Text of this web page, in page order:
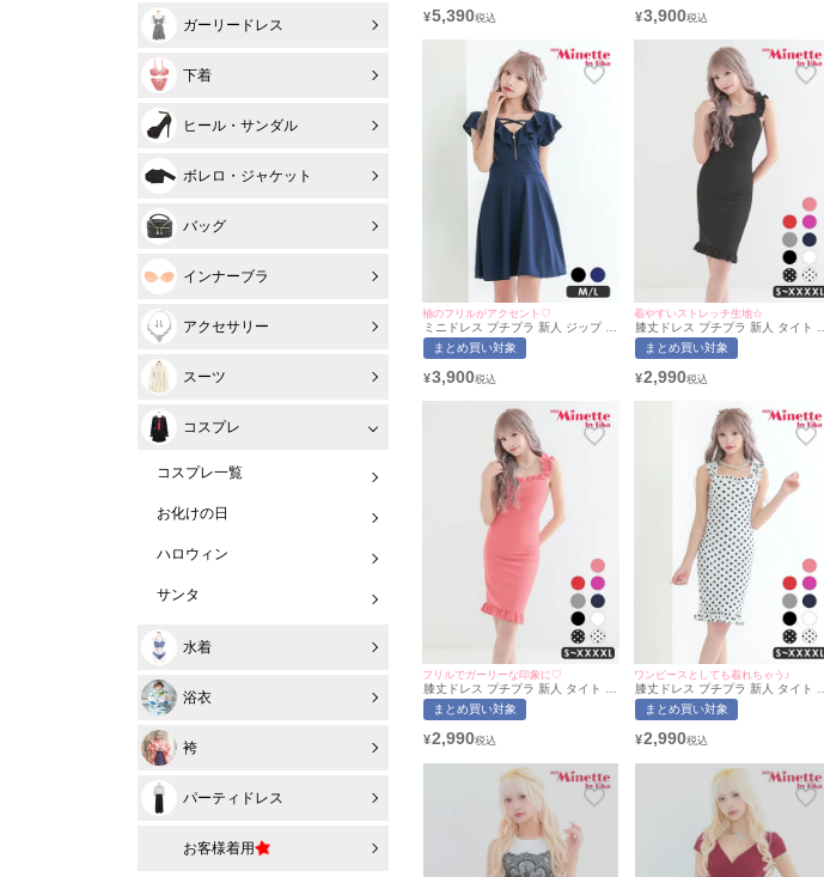
ガーリードレス
下着
ヒール・サンダル
ボレロ・ジャケット
バッグ
インナーブラ
アクセサリー
スーツ
コスプレ
コスプレ一覧
お化けの日
ハロウィン
サンタ
水着
浴衣
袴
パーティドレス
お客様着用
なたまる着用/S~Lサイズ対応) |
¥5,390
たまる着用/S~Lサイズ対応) |
¥3,900
袖のフリルがアクセント♡
ミニドレス プチプラ 新人 ジップ ワ
ンピース セクシー 半袖 低身長 谷間
スナック パール 肩フリル ネイビー
サイズ対応) | myMinette/マイミネッ
まとめ買い対象
¥3,900
着やすいストレッチ生地☆
膝丈ドレス プチプラ 新人 タイト ノ
ースリーブ 低身長 胸元隠し 背中魅
せ スクエアネック ワンカラー 肩フ
なたまる着用/S〜XXXXLサイズ対
まとめ買い対象
¥2,990
フリルでガーリーな印象に♡
膝丈ドレス プチプラ 新人 タイト ワ
ンピース ノースリーブ 低身長 胸元
隠し 背中魅せ スクエアネック 大き
ク キャバドレス (ひなたまる着
myMinette/マイミネット
まとめ買い対象
¥2,990
ワンピースとしても着れちゃう♪
膝丈ドレス プチプラ 新人 タイト ワ
ンピース ノースリーブ ドット柄 低
身長 胸元隠し 背中魅せ スクエアネ
用/S〜XXXXLサイズ対応) |
まとめ買い対象
¥2,990